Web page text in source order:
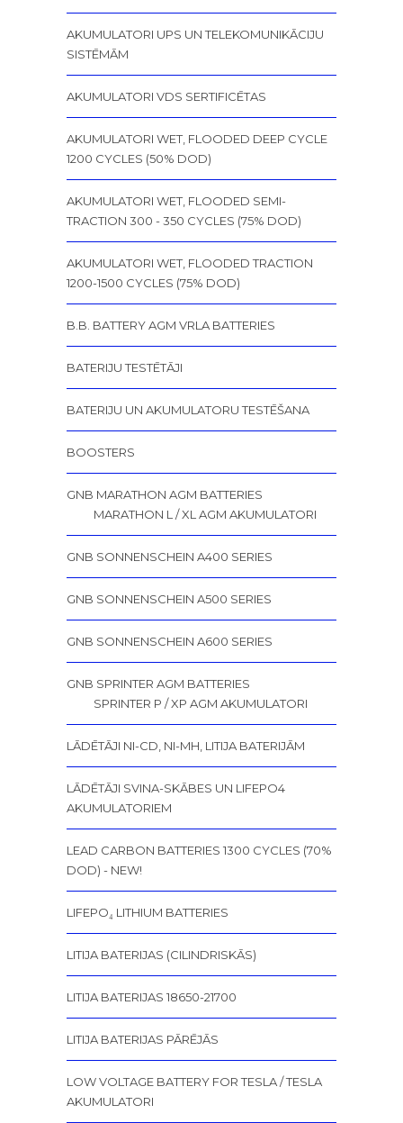
AKUMULATORI UPS UN TELEKOMUNIKĀCIJU
SISTĒMĀM
AKUMULATORI VDS SERTIFICĒTAS
AKUMULATORI WET, FLOODED DEEP CYCLE
1200 CYCLES (50% DOD)
AKUMULATORI WET, FLOODED SEMI-
TRACTION 300 - 350 CYCLES (75% DOD)
AKUMULATORI WET, FLOODED TRACTION
1200-1500 CYCLES (75% DOD)
B.B. BATTERY AGM VRLA BATTERIES
BATERIJU TESTĒTĀJI
BATERIJU UN AKUMULATORU TESTĒŠANA
BOOSTERS
GNB MARATHON AGM BATTERIES
MARATHON L / XL AGM AKUMULATORI
GNB SONNENSCHEIN A400 SERIES
GNB SONNENSCHEIN A500 SERIES
GNB SONNENSCHEIN A600 SERIES
GNB SPRINTER AGM BATTERIES
SPRINTER P / XP AGM AKUMULATORI
LĀDĒTĀJI NI-CD, NI-MH, LITIJA BATERIJĀM
LĀDĒTĀJI SVINA-SKĀBES UN LIFEPO4
AKUMULATORIEM
LEAD CARBON BATTERIES 1300 CYCLES (70%
DOD) - NEW!
LIFEPO₄ LITHIUM BATTERIES
LITIJA BATERIJAS (CILINDRISKĀS)
LITIJA BATERIJAS 18650-21700
LITIJA BATERIJAS PĀRĒJĀS
LOW VOLTAGE BATTERY FOR TESLA / TESLA
AKUMULATORI